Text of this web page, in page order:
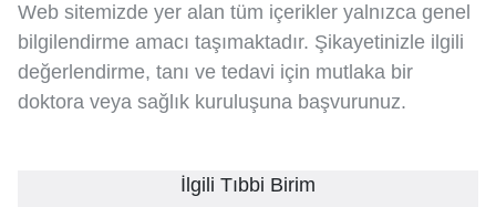
Web sitemizde yer alan tüm içerikler yalnızca genel
bilgilendirme amacı taşımaktadır. Şikayetinizle ilgili
değerlendirme, tanı ve tedavi için mutlaka bir
doktora veya sağlık kuruluşuna başvurunuz.
İlgili Tıbbi Birim